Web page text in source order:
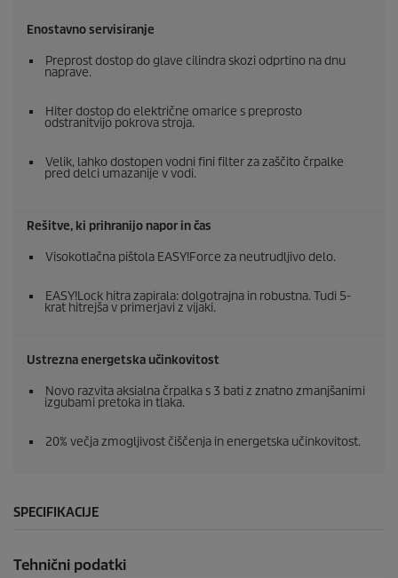
Enostavno servisiranje
Preprost dostop do glave cilindra skozi odprtino na dnu
naprave.
Hiter dostop do električne omarice s preprosto
odstranitvijo pokrova stroja.
Velik, lahko dostopen vodni fini filter za zaščito črpalke
pred delci umazanije v vodi.
Rešitve, ki prihranijo napor in čas
Visokotlačna pištola EASY!Force za neutrudljivo delo.
EASY!Lock hitra zapirala: dolgotrajna in robustna. Tudi 5-
krat hitrejša v primerjavi z vijaki.
Ustrezna energetska učinkovitost
Novo razvita aksialna črpalka s 3 bati z znatno zmanjšanimi
izgubami pretoka in tlaka.
20% večja zmogljivost čiščenja in energetska učinkovitost.
SPECIFIKACIJE
Tehnični podatki